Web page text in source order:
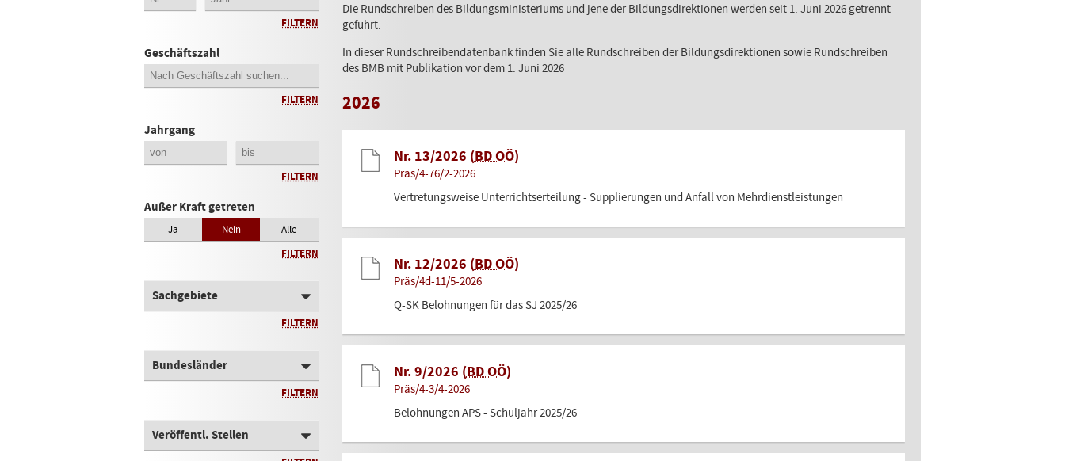
FILTERN
Geschäftszahl
FILTERN
Jahrgang
FILTERN
Außer Kraft getreten
Ja Nein
Alle
FILTERN
Sachgebiete
FILTERN
Bundesländer
FILTERN
Veröffentl. Stellen
Die Rundschreiben des Bildungsministeriums und jene der Bildungsdirektionen werden seit 1. Juni 2026 getrennt
geführt.
In dieser Rundschreibendatenbank finden Sie alle Rundschreiben der Bildungsdirektionen sowie Rundschreiben
des BMB mit Publikation vor dem 1. Juni 2026
2026
Nr. 13/2026 (BD OÖ)
Präs/4-76/2-2026
Vertretungsweise Unterrichtserteilung - Supplierungen und Anfall von Mehrdienstleistungen
Nr. 12/2026 (BD OÖ)
Präs/4d-11/5-2026
Q-SK Belohnungen für das SJ 2025/26
Nr. 9/2026 (BD OÖ)
Präs/4-3/4-2026
Belohnungen APS - Schuljahr 2025/26